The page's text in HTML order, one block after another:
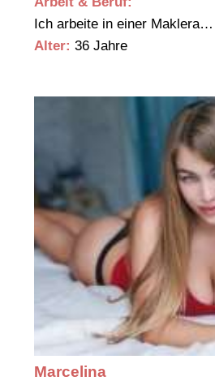
Ich arbeite in einer Maklera…
Alter: 36 Jahre
Marcelina